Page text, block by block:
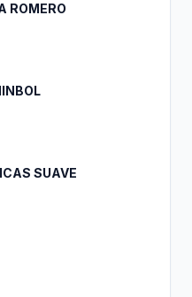
ROMERO
SUAVE